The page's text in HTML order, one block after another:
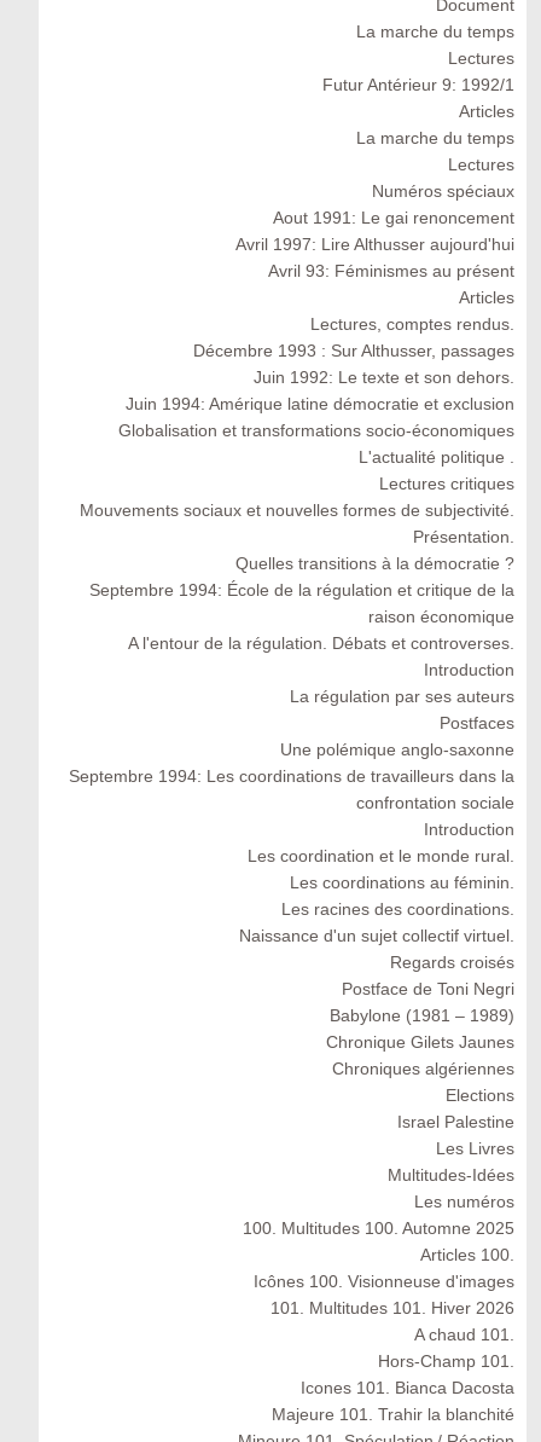
Document
La marche du temps
Lectures
Futur Antérieur 9: 1992/1
Articles
La marche du temps
Lectures
Numéros spéciaux
Aout 1991: Le gai renoncement
Avril 1997: Lire Althusser aujourd'hui
Avril 93: Féminismes au présent
Articles
Lectures, comptes rendus.
Décembre 1993 : Sur Althusser, passages
Juin 1992: Le texte et son dehors.
Juin 1994: Amérique latine démocratie et exclusion
Globalisation et transformations socio-économiques
L'actualité politique .
Lectures critiques
Mouvements sociaux et nouvelles formes de subjectivité.
Présentation.
Quelles transitions à la démocratie ?
Septembre 1994: École de la régulation et critique de la
raison économique
A l'entour de la régulation. Débats et controverses.
Introduction
La régulation par ses auteurs
Postfaces
Une polémique anglo-saxonne
Septembre 1994: Les coordinations de travailleurs dans la
confrontation sociale
Introduction
Les coordination et le monde rural.
Les coordinations au féminin.
Les racines des coordinations.
Naissance d'un sujet collectif virtuel.
Regards croisés
Postface de Toni Negri
Babylone (1981 – 1989)
Chronique Gilets Jaunes
Chroniques algériennes
Elections
Israel Palestine
Les Livres
Multitudes-Idées
Les numéros
100. Multitudes 100. Automne 2025
Articles 100.
Icônes 100. Visionneuse d'images
101. Multitudes 101. Hiver 2026
A chaud 101.
Hors-Champ 101.
Icones 101. Bianca Dacosta
Majeure 101. Trahir la blanchité